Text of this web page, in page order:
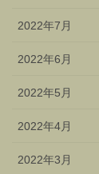
2022年7月
2022年6月
2022年5月
2022年4月
2022年3月